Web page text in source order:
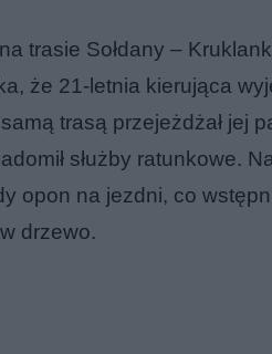
trasie Sołdany –
że 21-letnia kierująca
trasą przejeżdżał jej
służby ratunkowe.
opon na jezdni, co
drzewo.